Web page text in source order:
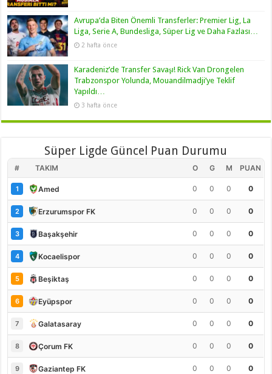
Avrupa’da Biten Önemli Transferler: Premier Lig, La
Liga, Serie A, Bundesliga, Süper Lig ve Daha Fazlası…
2 hafta önce
Karadeniz’de Transfer Savaşı! Rick Van Drongelen
Trabzonspor Yolunda, Mouandilmadji’ye Teklif
Yapıldı…
3 hafta önce
Süper Ligde Güncel Puan Durumu
# TAKIM O G M PUAN
1 Amed 0 0 0 0
2 Erzurumspor FK 0 0 0 0
3 Başakşehir 0 0 0 0
4 Kocaelispor 0 0 0 0
5 Beşiktaş 0 0 0 0
6 Eyüpspor 0 0 0 0
7 Galatasaray 0 0 0 0
8 Çorum FK 0 0 0 0
9 Gaziantep FK 0 0 0 0